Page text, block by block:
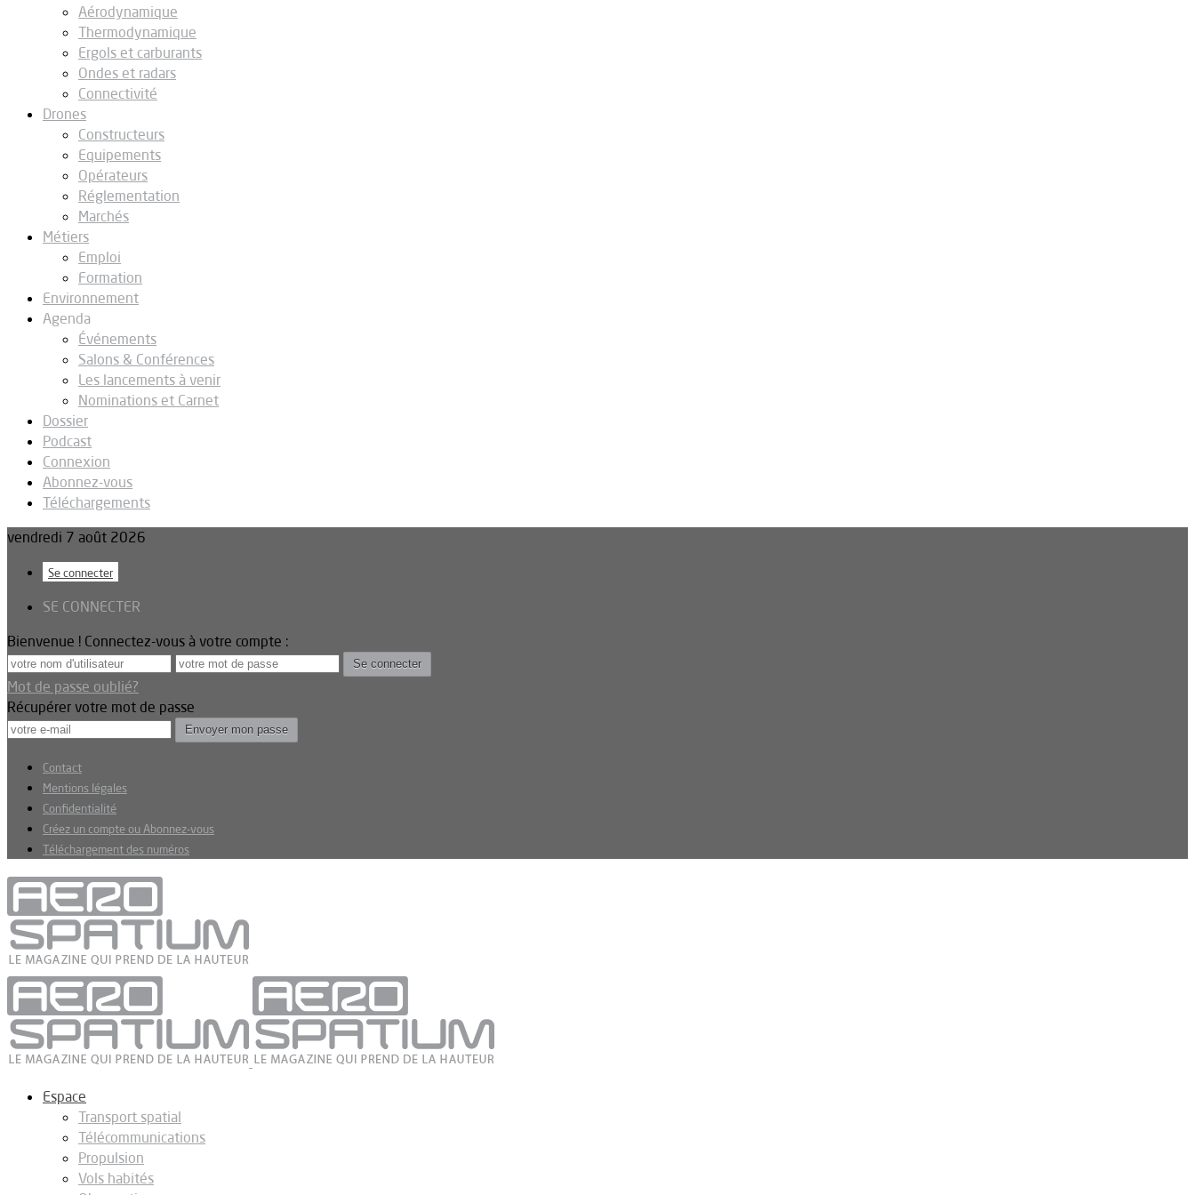
Aérodynamique
Thermodynamique
Ergols et carburants
Ondes et radars
Connectivité
Drones
Constructeurs
Equipements
Opérateurs
Réglementation
Marchés
Métiers
Emploi
Formation
Environnement
Agenda
Événements
Salons & Conférences
Les lancements à venir
Nominations et Carnet
Dossier
Podcast
Connexion
Abonnez-vous
Téléchargements
vendredi 7 août 2026
Se connecter
SE CONNECTER
Bienvenue ! Connectez-vous à votre compte :
Mot de passe oublié?
Récupérer votre mot de passe
Contact
Mentions légales
Confidentialité
Créez un compte ou Abonnez-vous
Téléchargement des numéros
Espace
Transport spatial
Télécommunications
Propulsion
Vols habités